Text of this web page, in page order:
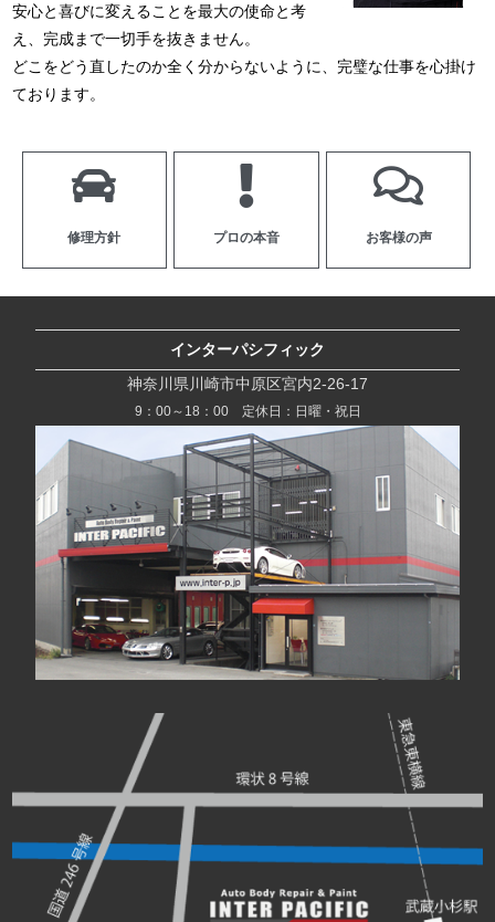
安心と喜びに変えることを最大の使命と考
え、完成まで一切手を抜きません。
どこをどう直したのか全く分からないように、完璧な仕事を心掛け
ております。
修理方針 プロの本音 お客様の声
インターパシフィック
神奈川県川崎市中原区宮内2-26-17
9：00～18：00 定休日：日曜・祝日